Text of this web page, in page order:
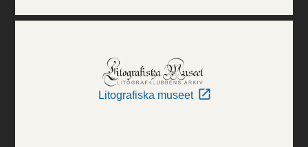
Litografiska museet